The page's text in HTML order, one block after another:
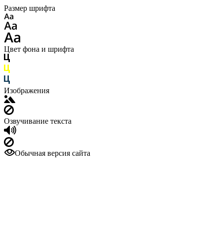
Размер шрифта
Цвет фона и шрифта
Изображения
Озвучивание текста
Обычная версия сайта